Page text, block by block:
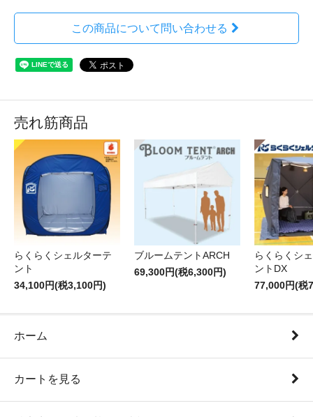
この商品について問い合わせる
売れ筋商品
らくらくシェルターテ
ント
34,100円(税3,100円)
ブルームテントARCH
69,300円(税6,300円)
らくらくシ
ントDX
77,000円(税
ホーム
カートを見る